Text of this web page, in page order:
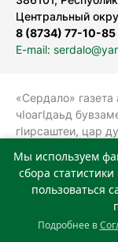
Центральный
8 (8734) 77-10-85
E-mail:
«Сердало» газета
чIоагIдаьд
гIирсаштеи, цар
болхлоша
Реестровая
78323 от
Государственное
учреждение
Мы используем
сбора
пользоваться
Подробнее в